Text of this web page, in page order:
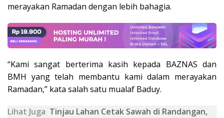
merayakan Ramadan dengan lebih bahagia.
“Kami sangat berterima kasih kepada BAZNAS dan
BMH yang telah membantu kami dalam merayakan
Ramadan,” kata salah satu mualaf Baduy.
Lihat Juga Tinjau Lahan Cetak Sawah di Randangan,